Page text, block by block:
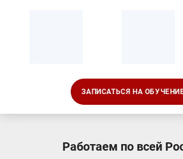
ЗАПИСАТЬСЯ НА
Работаем по всей